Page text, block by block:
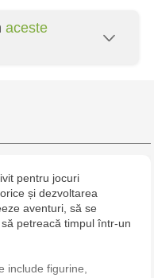
aceste
6
2
Cel Bun, 5
Mare, 29А
pentru jocuri
și dezvoltarea
aventuri, să se
petreacă timpul într-un
include figurine,